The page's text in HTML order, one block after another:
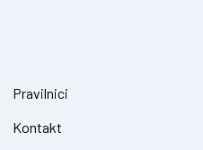
Pravilnici
Kontakt